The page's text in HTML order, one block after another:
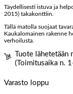
Täydellisesti istuva ja
2015) takakonttiin.
Tällä matolla suojaat
Kaukalomainen rakenne
verhoilusta.
Tuote
(Toimitusaika n.
Varasto loppu